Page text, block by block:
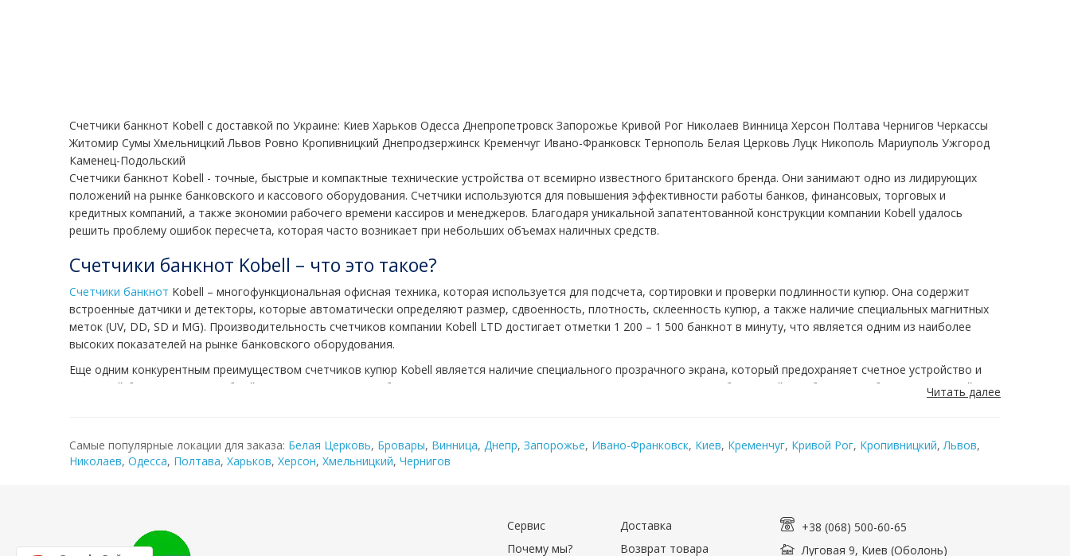
Cчетчики банкнот Kobell с доставкой по Украине: Киев Харьков Одесса Днепропетровск Запорожье Кривой Рог Николаев Винница Херсон Полтава Чернигов Черкассы
Житомир Сумы Хмельницкий Львов Ровно Кропивницкий Днепродзержинск Кременчуг Ивано-Франковск Тернополь Белая Церковь Луцк Никополь Мариуполь Ужгород
Каменец-Подольский
Cчетчики банкнот Kobell - точные, быстрые и компактные технические устройства от всемирно известного британского бренда. Они занимают одно из лидирующих
положений на рынке банковского и кассового оборудования. Счетчики используются для повышения эффективности работы банков, финансовых, торговых и
кредитных компаний, а также экономии рабочего времени кассиров и менеджеров. Благодаря уникальной запатентованной конструкции компании Kobell удалось
решить проблему ошибок пересчета, которая часто возникает при небольших объемах наличных средств.
Cчетчики банкнот Kobell – что это такое?
Cчетчики банкнот Kobell – многофункциональная офисная техника, которая используется для подсчета, сортировки и проверки подлинности купюр. Она содержит
встроенные датчики и детекторы, которые автоматически определяют размер, сдвоенность, плотность, склеенность купюр, а также наличие специальных магнитных
меток (UV, DD, SD и MG). Производительность счетчиков компании Kobell LTD достигает отметки 1 200 – 1 500 банкнот в минуту, что является одним из наиболее
высоких показателей на рынке банковского оборудования.
Еще одним конкурентным преимуществом счетчиков купюр Kobell является наличие специального прозрачного экрана, который предохраняет счетное устройство и
приемный бокс от грязи. Удобный пульт управления с глубоко посаженными кнопками и контрастным, четко видимым без усилий с любого угла обзора ЖК-дисплей
нескольким признакам – процесс пересчета останавливается, а на дисплее отображается код ошибки.
Где купить счетчики банкнот Kobell в Украине?
широкий модельный ряд;
Читать далее
Самые популярные локации для заказа: Белая Церковь, Бровары, Винница, Днепр, Запорожье, Ивано-Франковск, Киев, Кременчуг, Кривой Рог, Кропивницкий,Львов,
Николаев, Одесса, Полтава, Харьков, Херсон, Хмельницкий, Чернигов
Сервис
Почему мы?
Доставка
Возврат товара
+38 (068) 500-60-65
Луговая 9, Киев (Оболонь)